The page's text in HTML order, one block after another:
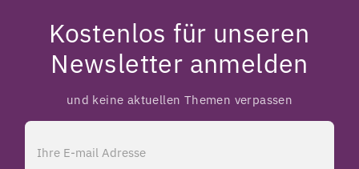
Kostenlos für unseren
Newsletter anmelden
und keine aktuellen Themen verpassen